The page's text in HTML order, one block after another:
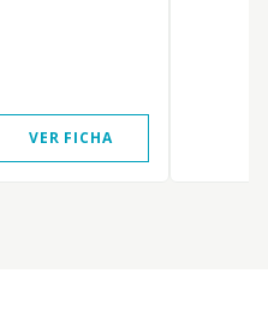
VER FICHA